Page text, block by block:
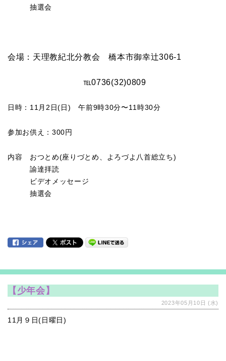
抽選会
会場：天理教紀北分教会 橋本市御幸辻306-1
℡0736(32)0809
日時：11月2日(日) 午前9時30分〜11時30分
参加お供え：300円
内容 おつとめ(座りづとめ、よろづよ八首総立ち)
諭達拝読
ビデオメッセージ
抽選会
【少年会】
2023年05月10日 (水)
11月９日(日曜日)